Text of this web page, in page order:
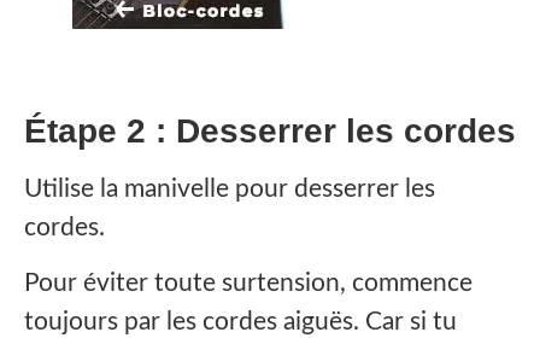
Étape 2 : Desserrer les cordes
Utilise la manivelle pour desserrer les
cordes.
Pour éviter toute surtension, commence
toujours par les cordes aiguës. Car si tu